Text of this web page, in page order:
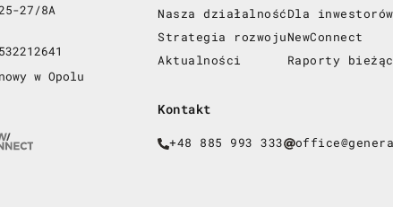
27/8A
w Opolu
Nasza działalność
Strategia rozwoju
Aktualności
Dla inwestorów
NewConnect
Raporty
Kontakt
+48 885 993 333